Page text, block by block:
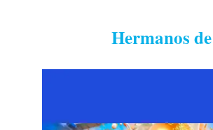
Hermanos